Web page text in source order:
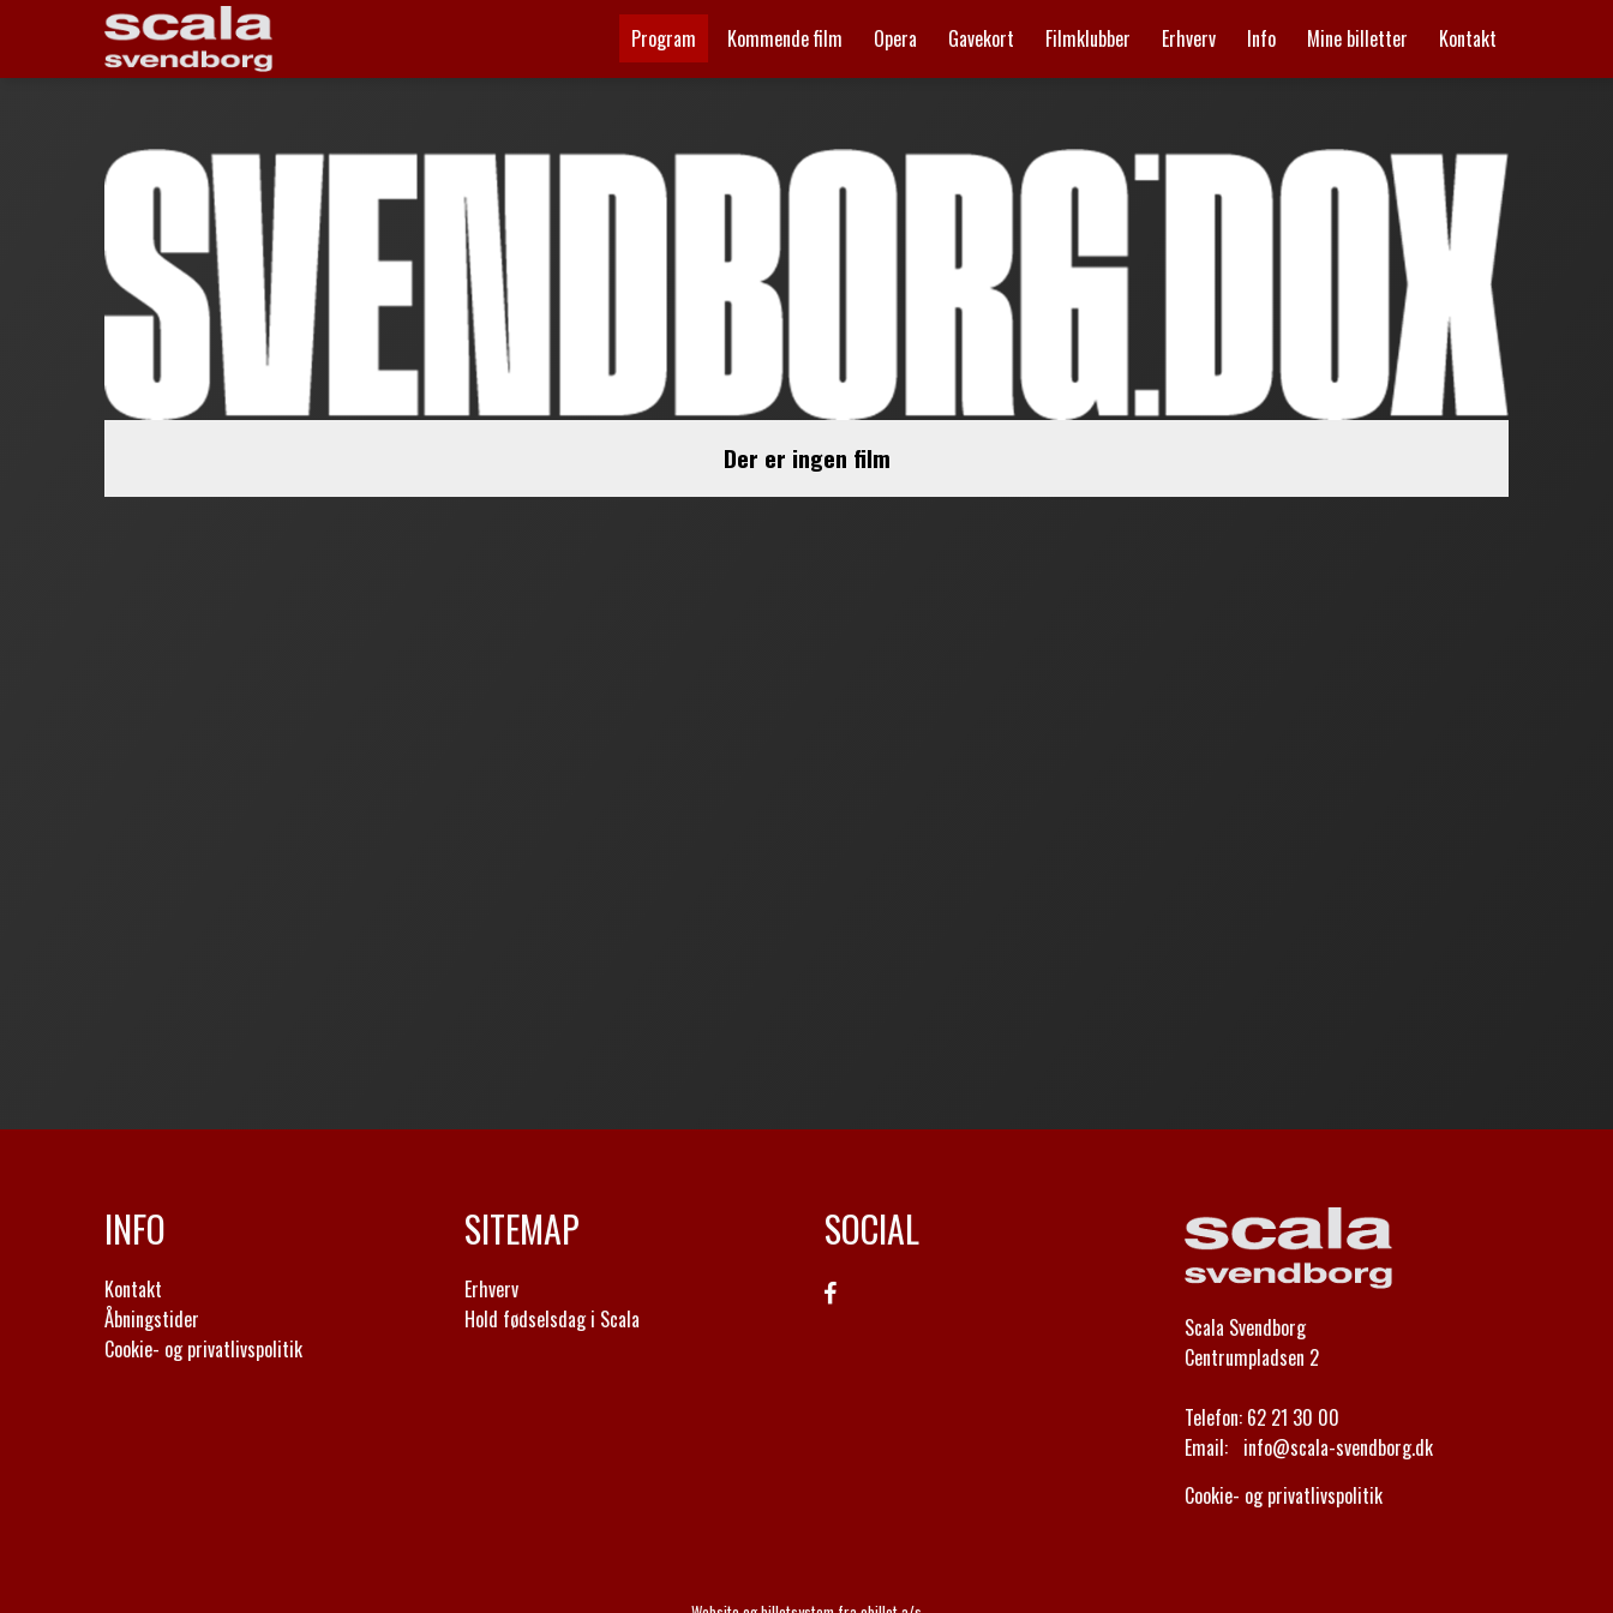
Program Kommende film Opera Gavekort Filmklubber Erhverv Info Mine billetter Kontakt
INFO
Kontakt
Åbningstider
Cookie- og privatlivspolitik
SITEMAP
Erhverv
Hold fødselsdag i Scala
SOCIAL
Scala Svendborg
Centrumpladsen 2
Telefon: 62 21 30 00
Email: info@scala-svendborg.dk
Cookie- og privatlivspolitik